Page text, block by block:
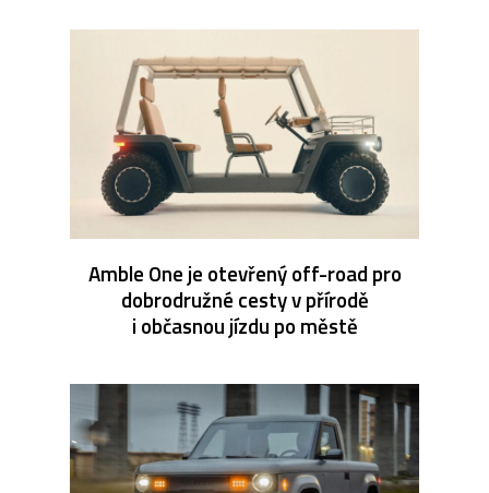
Amble One je otevřený off-road pro
dobrodružné cesty v přírodě
i občasnou jízdu po městě